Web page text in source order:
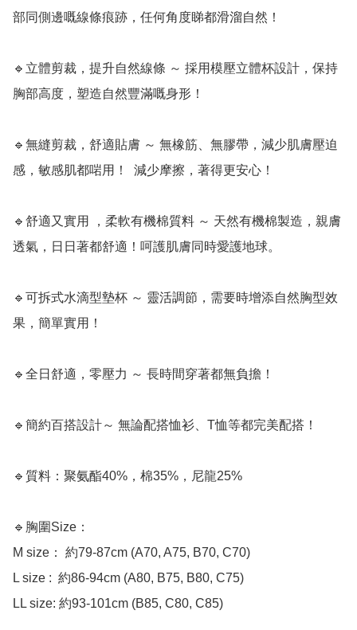
部同側邊嘅線條痕跡，任何角度睇都滑溜自然！
🔹立體剪裁，提升自然線條 ～ 採用模壓立體杯設計，保持
胸部高度，塑造自然豐滿嘅身形！
🔹無縫剪裁，舒適貼膚 ～ 無橡筋、無膠帶，減少肌膚壓迫
感，敏感肌都啱用！  減少摩擦，著得更安心！
🔹舒適又實用 ，柔軟有機棉質料 ～ 天然有機棉製造，親膚
透氣，日日著都舒適！呵護肌膚同時愛護地球。
🔹可拆式水滴型墊杯 ～ 靈活調節，需要時增添自然胸型效
果，簡單實用！
🔹全日舒適，零壓力 ～ 長時間穿著都無負擔！
🔹簡約百搭設計～ 無論配搭恤衫、T恤等都完美配搭！
🔹質料：聚氨酯40%，棉35%，尼龍25%
🔹胸圍Size：
M size： 約79-87cm (A70, A75, B70, C70)
L size :  約86-94cm (A80, B75, B80, C75)
LL size: 約93-101cm (B85, C80, C85)